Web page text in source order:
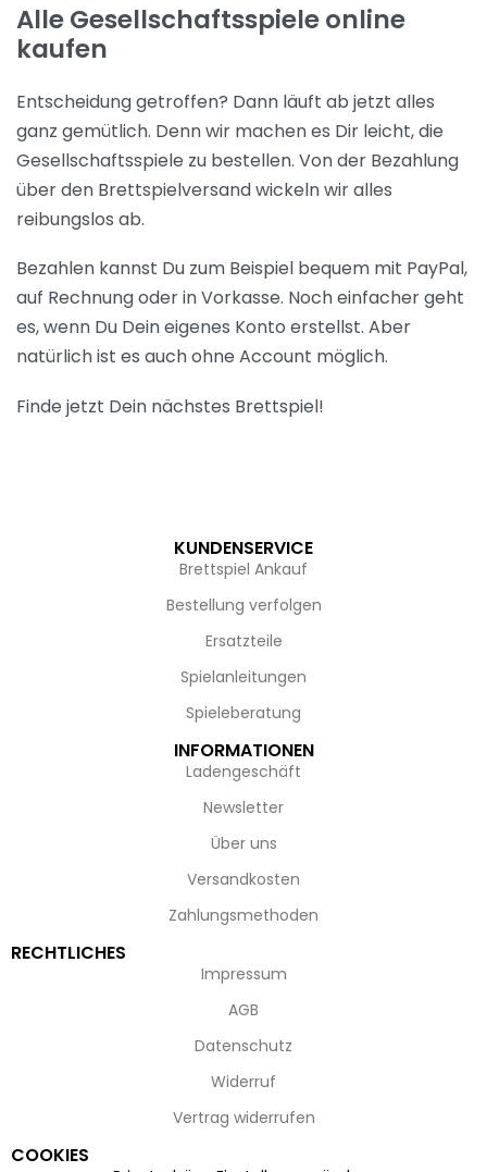
Alle Gesellschaftsspiele online
kaufen
Entscheidung getroffen? Dann läuft ab jetzt alles
ganz gemütlich. Denn wir machen es Dir leicht, die
Gesellschaftsspiele zu bestellen. Von der Bezahlung
über den Brettspielversand wickeln wir alles
reibungslos ab.
Bezahlen kannst Du zum Beispiel bequem mit PayPal,
auf Rechnung oder in Vorkasse. Noch einfacher geht
es, wenn Du Dein eigenes Konto erstellst. Aber
natürlich ist es auch ohne Account möglich.
Finde jetzt Dein nächstes Brettspiel!
KUNDENSERVICE
Brettspiel Ankauf
Bestellung verfolgen
Ersatzteile
Spielanleitungen
Spieleberatung
INFORMATIONEN
Ladengeschäft
Newsletter
Über uns
Versandkosten
Zahlungsmethoden
RECHTLICHES
Impressum
AGB
Datenschutz
Widerruf
Vertrag widerrufen
COOKIES